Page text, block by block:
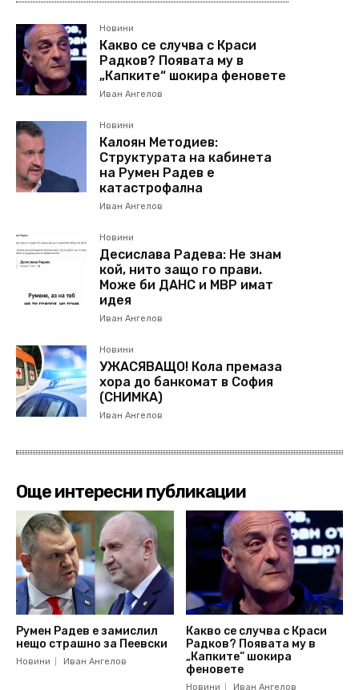
Новини
Какво се случва с Краси
Радков? Появата му в
„Капките“ шокира феновете
Иван Ангелов
Новини
Калоян Методиев:
Структурата на кабинета
на Румен Радев е
катастрофална
Иван Ангелов
Новини
Десислава Радева: Не знам
кой, нито защо го прави.
Може би ДАНС и МВР имат
идея
Иван Ангелов
Новини
УЖАСЯВАЩО! Кола премаза
хора до банкомат в София
(СНИМКА)
Иван Ангелов
Още интересни публикации
Румен Радев е замислил
нещо страшно за Пеевски
Новини Иван Ангелов
Какво се случва с Краси
Радков? Появата му в
„Капките“ шокира
феновете
Новини Иван Ангелов